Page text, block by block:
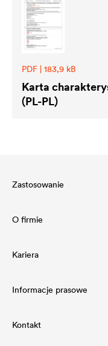
PDF | 183,9 kB
Karta
(PL-PL)
Zastosowanie
Ochrona
Ochrona
Zarządzanie
Izolacja wodna
O firmie
Struktura
Wartości
Innowacje
Kariera
Pracodawca
Informacje prasowe
Press releases
Kontakt